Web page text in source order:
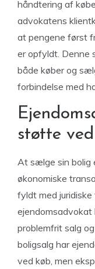
håndtering af
advokatens
at pengene først
er opfyldt. Denne
både køber og
forbindelse med
støtte
At sælge sin bolig
økonomiske
fyldt med
problemfrit salg
boligsalg har
ved køb, men